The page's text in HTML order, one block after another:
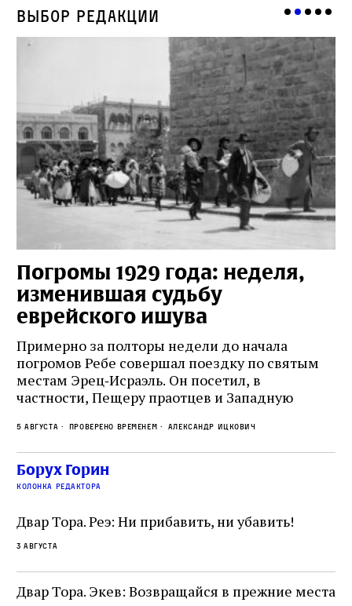
Выбор редакции
Погромы 1929 года: неделя,
изменившая судьбу
еврейского ишува
Примерно за полторы недели до начала
погромов Ребе совершал поездку по святым
местам Эрец‑Исраэль. Он посетил, в
частности, Пещеру праотцев и Западную
необычайное напряжение и сознательно
отказался приходить к Стене в Тиша бе‑Ав,
чтобы не собирать вокруг себя большое
количество хасидов и жителей города и тем
5 августа Проверено временем Александр Ицкович
Борух Горин
колонка редактора
Двар Тора. Реэ: Ни прибавить, ни убавить!
3 августа
Двар Тора. Экев: Возвращайся в прежние места